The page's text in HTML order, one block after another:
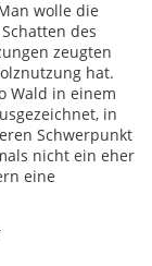
wolle die
des
zeugten
hat.
Wald in einem
in
Schwerpunkt
nicht ein eher
eine